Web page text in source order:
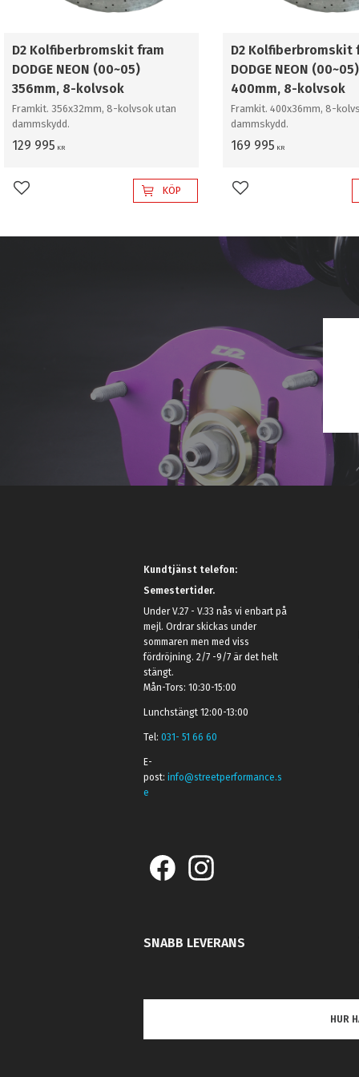
D2 Kolfiberbromskit fram
DODGE NEON (00~05)
356mm, 8-kolvsok
Framkit. 356x32mm, 8-kolvsok utan
dammskydd.
129 995 KR
Lägg till i favoriter KÖP
D2 Kolfiberbromskit
DODGE NEON (00~05)
400mm, 8-kolvsok
Framkit. 400x36mm, 8-
dammskydd.
169 995 KR
Lägg till i favoriter
Kundtjänst telefon:
Semestertider.
Under V.27 - V.33 nås vi enbart på
mejl. Ordrar skickas under
sommaren men med viss
fördröjning. 2/7 -9/7 är det helt
stängt.
Mån-Tors: 10:30-15:00
Lunchstängt 12:00-13:00
Tel:031- 51 66 60
E-
post:info@streetperformance.s
e
SNABB LEVERANS
HUR